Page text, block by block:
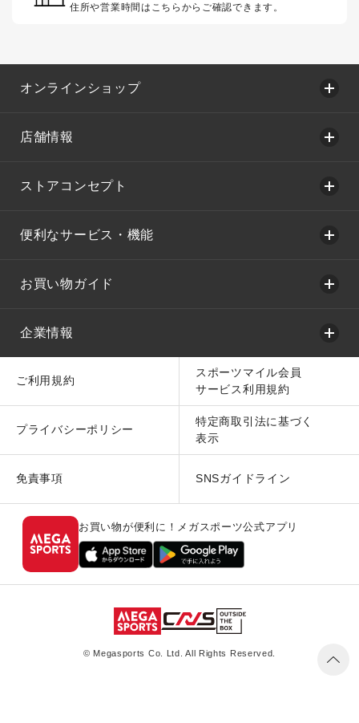
住所や営業時間はこちらからご確認できます。
オンラインショップ
店舗情報
ストアコンセプト
便利なサービス・機能
お買い物ガイド
企業情報
ご利用規約
スポーツマイル会員
サービス利用規約
プライバシーポリシー
特定商取引法に基づく
表示
免責事項 SNSガイドライン
お買い物が便利に！メガスポーツ公式アプリ
© Megasports Co. Ltd. All Rights Reserved.